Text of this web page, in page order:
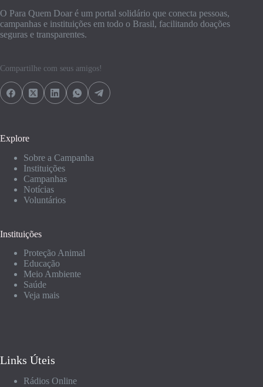
O Para Quem Doar é um portal solidário que conecta pessoas,
campanhas e instituições em todo o Brasil, facilitando doações
seguras e transparentes.
Compartilhe com seus amigos!
Explore
Sobre a Campanha
Instituições
Campanhas
Notícias
Voluntários
Instituições
Proteção Animal
Educação
Meio Ambiente
Saúde
Veja mais
Links Úteis
Rádios Online